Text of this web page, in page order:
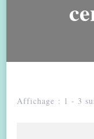
Affichage : 1 - 3